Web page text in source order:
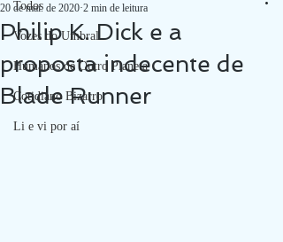
Todos
Vozes do Umbral
Humanos de Outro Planeta
Cotidiano Bizarro
Li e vi por aí
Philip K. Dick e a
proposta indecente de
Blade Runner
20 de mai. de 2020 2 min de leitura